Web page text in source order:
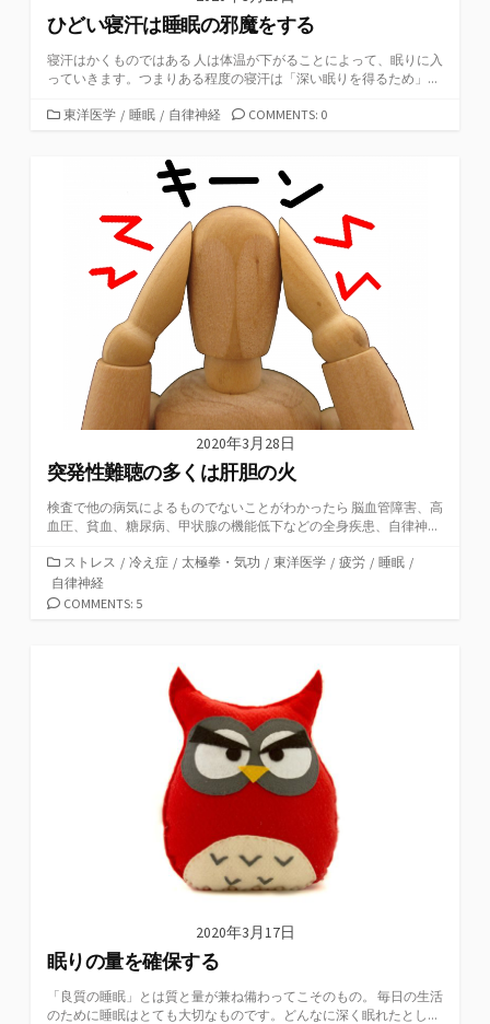
ひどい寝汗は睡眠の邪魔をする
寝汗はかくものではある 人は体温が下がることによって、眠りに入
っていきます。つまりある程度の寝汗は「深い眠りを得るため」...
カ東洋医学 / 睡眠 / 自律神経 COMMENTS: 0
2020年3月28日
突発性難聴の多くは肝胆の火
検査で他の病気によるものでないことがわかったら 脳血管障害、高
血圧、貧血、糖尿病、甲状腺の機能低下などの全身疾患、自律神...
カ
テ
ゴ
ストレス / 冷え症 / 太極拳・気功 / 東洋医学 / 疲労 / 睡眠 /
自律神経
COMMENTS: 5
2020年3月17日
眠りの量を確保する
「良質の睡眠」とは質と量が兼ね備わってこそのもの。 毎日の生活
のために睡眠はとても大切なものです。どんなに深く眠れたとし...